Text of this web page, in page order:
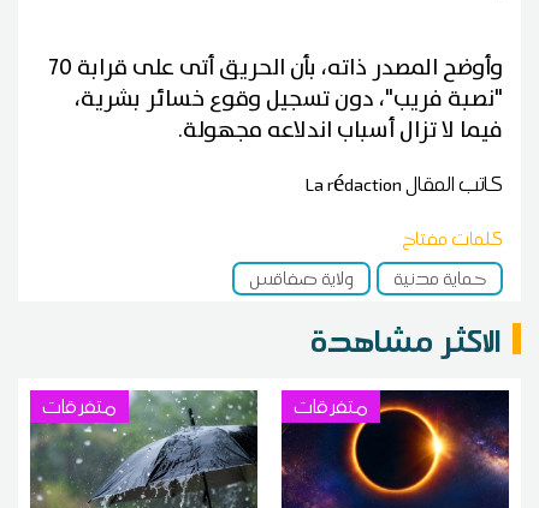
وأوضح المصدر ذاته، بأن الحريق أتى على قرابة 70
"نصبة فريب"، دون تسجيل وقوع خسائر بشرية،
فيما لا تزال أسباب اندلاعه مجهولة.
كاتب المقالLa rédaction
كلمات مفتاح
حماية مدنية
ولاية صفاقس
الاكثر مشاهدة
متفرقات متفرقات